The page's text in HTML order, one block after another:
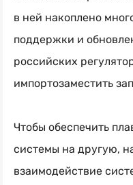
в ней накоплено
поддержки и
российских
импортозаместить
Чтобы обеспечить
системы на другую,
взаимодействие